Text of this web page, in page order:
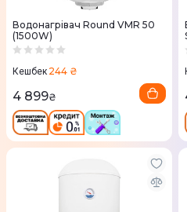
Водонагрівач Round VMR 50
(1500W)
Кешбек 244 ₴
4 899₴